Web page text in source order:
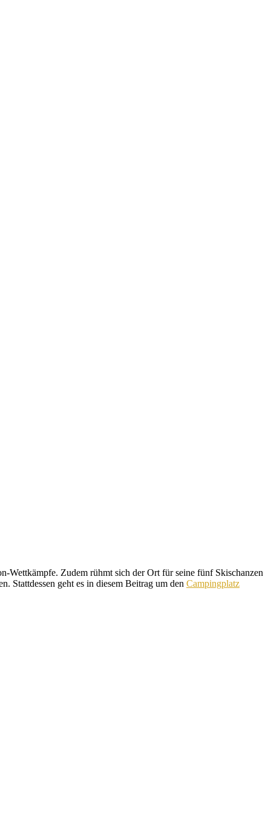
Zudem rühmt sich der Ort für seine fünf Skischanzen
Stattdessen geht es in diesem Beitrag um den Campingplatz